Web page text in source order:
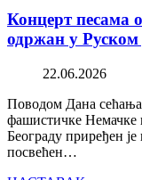
Концерт песама
одржан у
22.06.2026
Поводом Дана
фашистичке Немачке
Београду приређен је
посвећен…